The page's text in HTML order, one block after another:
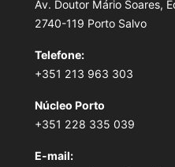
Av. Doutor Mário Soares,
2740-119 Porto Salvo
Telefone:
+351 213 963 303
Núcleo Porto
+351 228 335 039
E-mail: